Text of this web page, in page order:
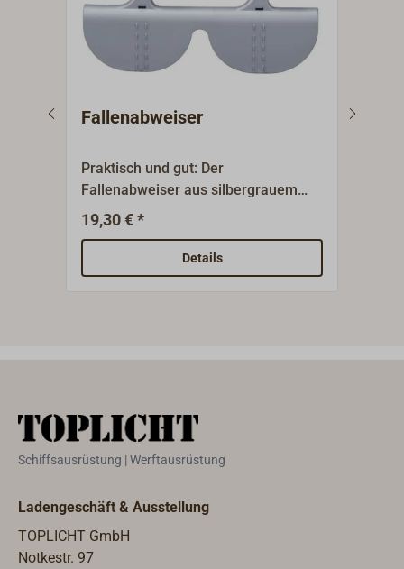
Fallenabweiser
Praktisch und gut: Der
Fallenabweiser aus silbergrauem
Kunststoff wird mit den beiliegenden
Kabelbindern an der Saling befestigt
und nachts ist Ruhe!
19,30 € *
Details
Schiffsausrüstung | Werftausrüstung
Ladengeschäft & Ausstellung
TOPLICHT GmbH
Notkestr. 97